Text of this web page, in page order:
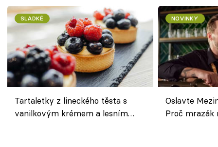
SLADKÉ
Tartaletky z lineckého těsta s
vanilkovým krémem a lesním
NOVINKY
Oslavte
Proč